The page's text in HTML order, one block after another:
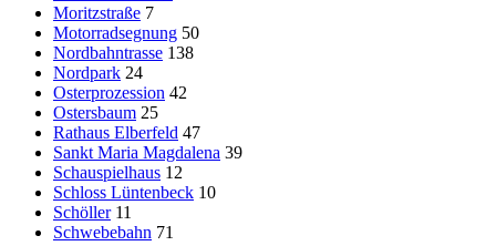
Moritzstraße 7
Motorradsegnung 50
Nordbahntrasse 138
Nordpark 24
Osterprozession 42
Ostersbaum 25
Rathaus Elberfeld 47
Sankt Maria Magdalena 39
Schauspielhaus 12
Schloss Lüntenbeck 10
Schöller 11
Schwebebahn 71